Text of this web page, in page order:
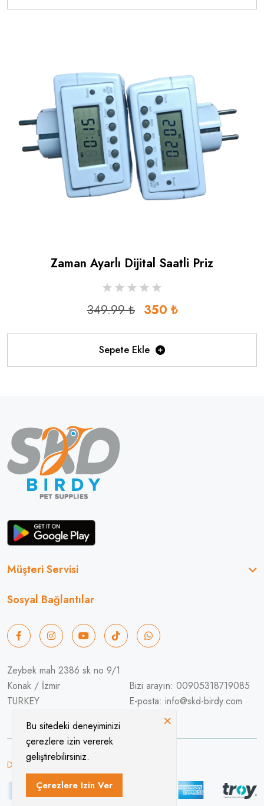
Zaman Ayarlı Dijital Saatli Priz
349.99 ₺ 350 ₺
Sepete Ekle
Müşteri Servisi
Sosyal Bağlantılar
Zeybek mah 2386 sk no 9/1
Konak / İzmir
TURKEY
Bizi arayın: 00905318719085
E-posta: info@skd-birdy.com
Designed & Developed By Do4you.co
Bu sitedeki deneyiminizi
çerezlere izin vererek
geliştirebilirsiniz.
Çerezlere Izin Ver
×